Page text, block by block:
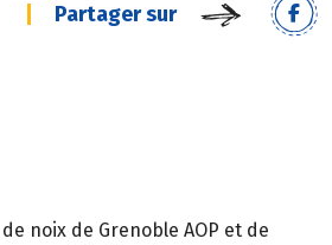
Partager sur
noix de Grenoble AOP et de